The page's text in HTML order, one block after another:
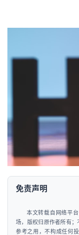
6、智慧宠物：
视觉物联代表
免责声明